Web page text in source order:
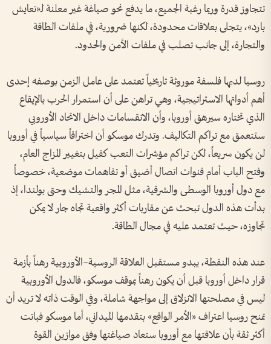
تتجاوز قدرة وربما رغبة الجميع، ما يدفع نحو صياغة غير معلنة لـ«تعايش
بارد»، يتجلى بعلاقات محدودة، لكنها ضرورية، في ملفات الطاقة
والتجارة، إلى جانب تصلب في ملفات الأمن والحدود.
روسيا لديها فلسفة موروثة تاريخياً تعتمد على عامل الزمن بوصفه إحدى
أهم أدواتها الاستراتيجية، وهي تراهن على أن استمرار الحرب بالإيقاع
الذي تختاره سيرهق أوروبا، وأن الانقسامات داخل الاتحاد الأوروبي
ستتعمق مع تراكم التكاليف. وتدرك موسكو أن اختراقاً سياسياً في أوروبا
لن يكون سريعاً، لكن تراكم مؤشرات التعب كفيل بتغيير المزاج العام،
وفتح الباب أمام قنوات اتصال أضيق أو تفاهمات موضعية، خصوصاً
مع دول أوروبا الوسطى والشرقية، مثل المجر والتشيك وحتى بولندا، إذ
بدأت هذه الدول تبحث عن مقاربات أكثر واقعية تجاه جار لا يمكن
تجاوزه، حيث تعتمد عليه في مجال الطاقة.
عند هذه النقطة، يبدو مستقبل العلاقة الروسية–الأوروبية رهناً بأزمة
قرار داخل أوروبا قبل أن يكون رهناً بموقف موسكو، فالدول الأوروبية
ليس في مصلحتها الانزلاق إلى مواجهة شاملة، وفي الوقت ذاته لا تريد أن
تمنح روسيا اعتراف «الأمر الواقع» بتقدمها الميداني، أما موسكو فباتت
أكثر ثقة بأن علاقتها مع أوروبا ستعاد صياغتها وفق موازين القوة